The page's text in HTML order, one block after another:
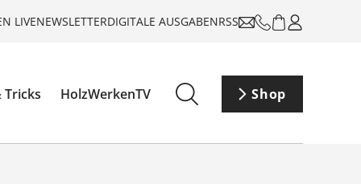
LIVENEWSLETTERDIGITALE AUSGABENRSS
Tricks HolzWerkenTV Shop